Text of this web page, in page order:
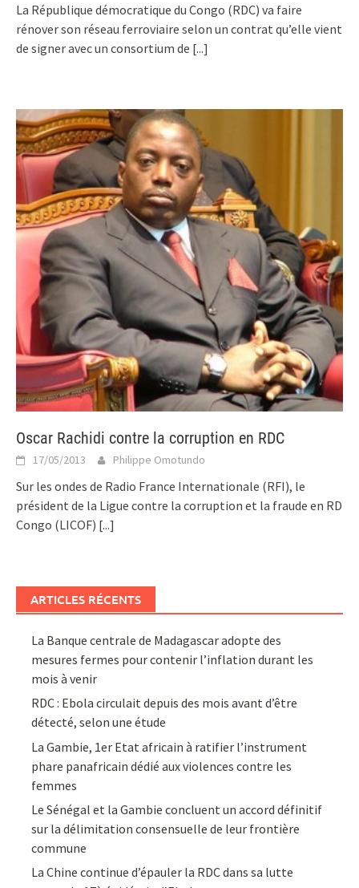
La République démocratique du Congo (RDC) va faire
rénover son réseau ferroviaire selon un contrat qu’elle vient
de signer avec un consortium de [...]
Oscar Rachidi contre la corruption en RDC
17/05/2013 Philippe Omotundo
Sur les ondes de Radio France Internationale (RFI), le
président de la Ligue contre la corruption et la fraude en RD
Congo (LICOF) [...]
ARTICLES RÉCENTS
La Banque centrale de Madagascar adopte des
mesures fermes pour contenir l’inflation durant les
mois à venir
RDC : Ebola circulait depuis des mois avant d’être
détecté, selon une étude
La Gambie, 1er Etat africain à ratifier l’instrument
phare panafricain dédié aux violences contre les
femmes
Le Sénégal et la Gambie concluent un accord définitif
sur la délimitation consensuelle de leur frontière
commune
La Chine continue d’épauler la RDC dans sa lutte